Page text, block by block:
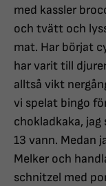
med kassler
och tvätt och
mat. Har börjat
har varit till
alltså vikt
vi spelat bingo
chokladkaka,
13 vann. Medan
Melker och
schnitzel med